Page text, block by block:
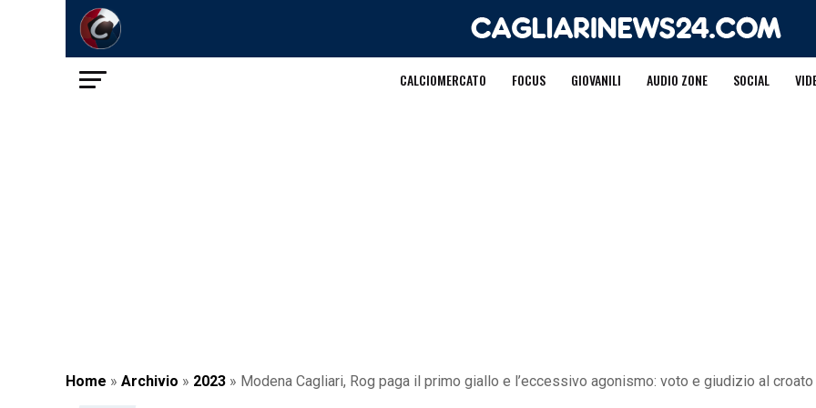
CALCIOMERCATO FOCUS GIOVANILI AUDIO ZONE SOCIAL
Home » Archivio » 2023 » Modena Cagliari, Rog paga il primo giallo e l’eccessivo agonismo: voto e giudizio al croato